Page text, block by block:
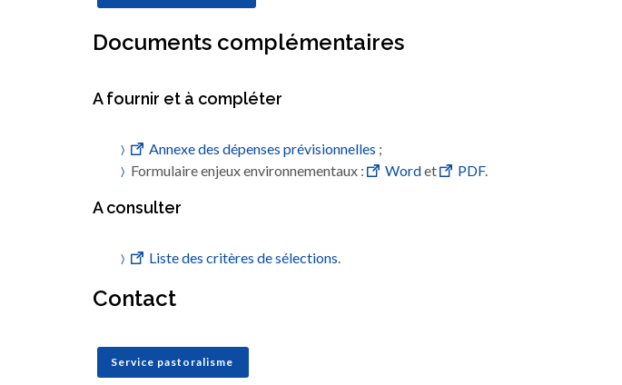
Documents complémentaires
A fournir et à compléter
Annexe des dépenses prévisionnelles ;
Formulaire enjeux environnementaux :
Wordet PDF.
A consulter
Liste des critères de sélections.
Contact
Service pastoralisme